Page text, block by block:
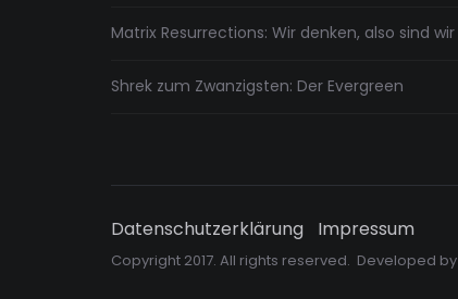
Matrix Resurrections: Wir denken, also sind wir
Shrek zum Zwanzigsten: Der Evergreen
Datenschutzerklärung Impressum
Copyright 2017. All rights reserved. Developed by